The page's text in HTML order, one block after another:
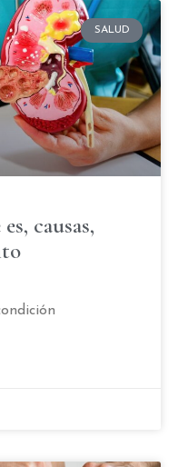
SALUD
causas,